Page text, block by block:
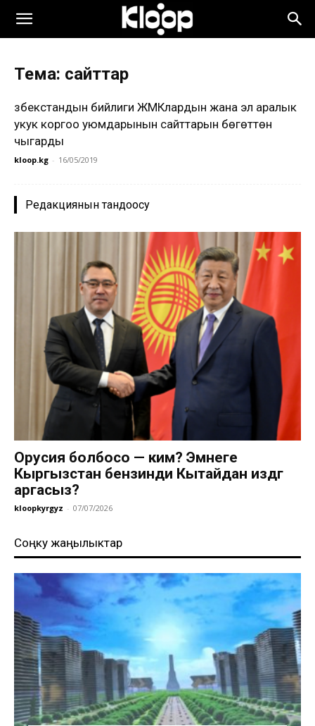
Тема: сайттар
Өзбекстандын бийлиги ЖМКлардын жана эл аралык
укук коргоо уюмдарынын сайттарын бөгөттөн
чыгарды
kloop.kg - 16/05/2019
Редакциянын тандоосу
Орусия болбосо — ким? Эмнеге
Кыргызстан бензинди Кытайдан издөөгө
аргасыз?
kloopkyrgyz - 07/07/2026
Соңку жаңылыктар